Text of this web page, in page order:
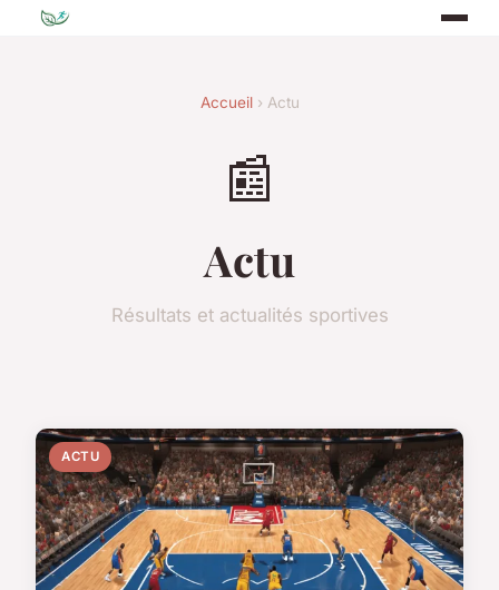
Accueil› Actu
📰
Actu
Résultats et actualités sportives
ACTU